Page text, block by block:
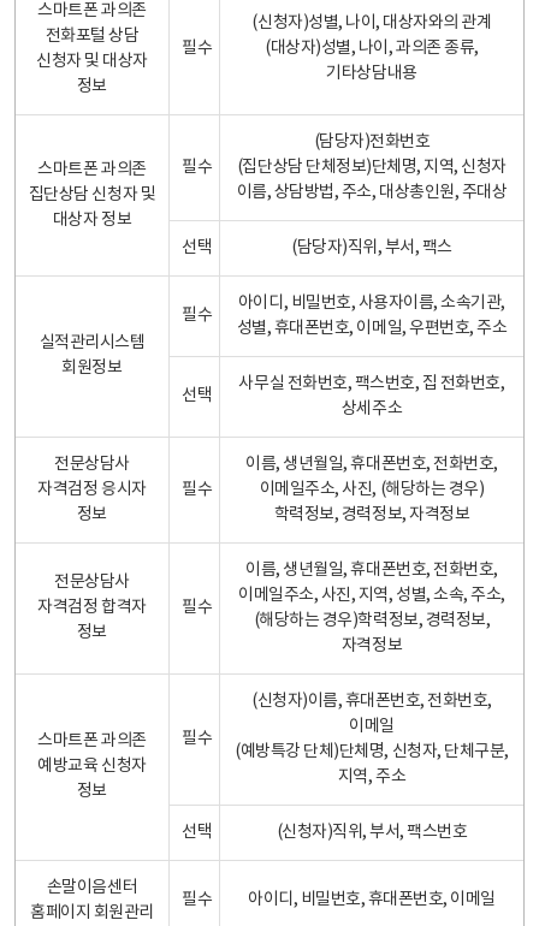
스마트폰 과의존
전화포털 상담
신청자 및 대상자
정보
필수
(신청자)성별, 나이, 대상자와의 관계
(대상자)성별, 나이, 과의존 종류,
기타상담내용
스마트폰 과의존
집단상담 신청자 및
대상자 정보
필수
(담당자)전화번호
(집단상담 단체정보)단체명, 지역, 신청자
이름, 상담방법, 주소, 대상총인원, 주대상
선택 (담당자)직위, 부서, 팩스
실적관리시스템
회원정보
필수
아이디, 비밀번호, 사용자이름, 소속기관,
성별, 휴대폰번호, 이메일, 우편번호, 주소
선택
사무실 전화번호, 팩스번호, 집 전화번호,
상세주소
전문상담사
자격검정 응시자
정보
필수
이름, 생년월일, 휴대폰번호, 전화번호,
이메일주소, 사진, (해당하는 경우)
학력정보, 경력정보, 자격정보
전문상담사
자격검정 합격자
정보
필수
이름, 생년월일, 휴대폰번호, 전화번호,
이메일주소, 사진, 지역, 성별, 소속, 주소,
(해당하는 경우)학력정보, 경력정보,
자격정보
스마트폰 과의존
예방교육 신청자
정보
필수
(신청자)이름, 휴대폰번호, 전화번호,
이메일
(예방특강 단체)단체명, 신청자, 단체구분,
지역, 주소
선택 (신청자)직위, 부서, 팩스번호
손말이음센터
홈페이지 회원관리
필수 아이디, 비밀번호, 휴대폰번호, 이메일